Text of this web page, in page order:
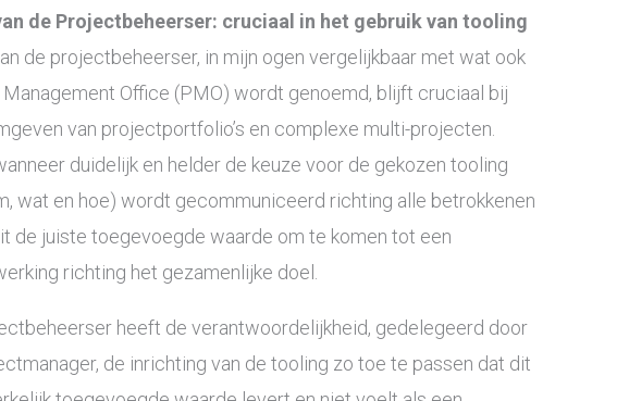
de Projectbeheerser: cruciaal in het gebruik van tooling
de projectbeheerser, in mijn ogen vergelijkbaar met wat ook
Office (PMO) wordt genoemd, blijft cruciaal bij
van projectportfolio’s en complexe multi-projecten.
duidelijk en helder de keuze voor de gekozen tooling
wat en hoe) wordt gecommuniceerd richting alle betrokkenen
de juiste toegevoegde waarde om te komen tot een
richting het gezamenlijke doel.
heeft de verantwoordelijkheid, gedelegeerd door
de inrichting van de tooling zo toe te passen dat dit